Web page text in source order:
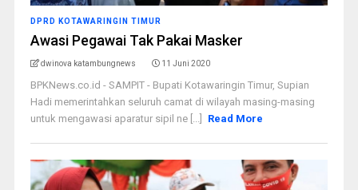
DPRD KOTAWARINGIN TIMUR
Awasi Pegawai Tak Pakai Masker
dwinova katambungnews 11 Juni 2020
BPKNews.co.id - SAMPIT - Bupati Kotawaringin Timur, Supian
Hadi memerintahkan seluruh camat di wilayah masing-masing
untuk mengawasi aparatur sipil ne [...]
Read More